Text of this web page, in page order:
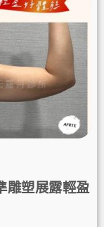
雕塑展露輕盈